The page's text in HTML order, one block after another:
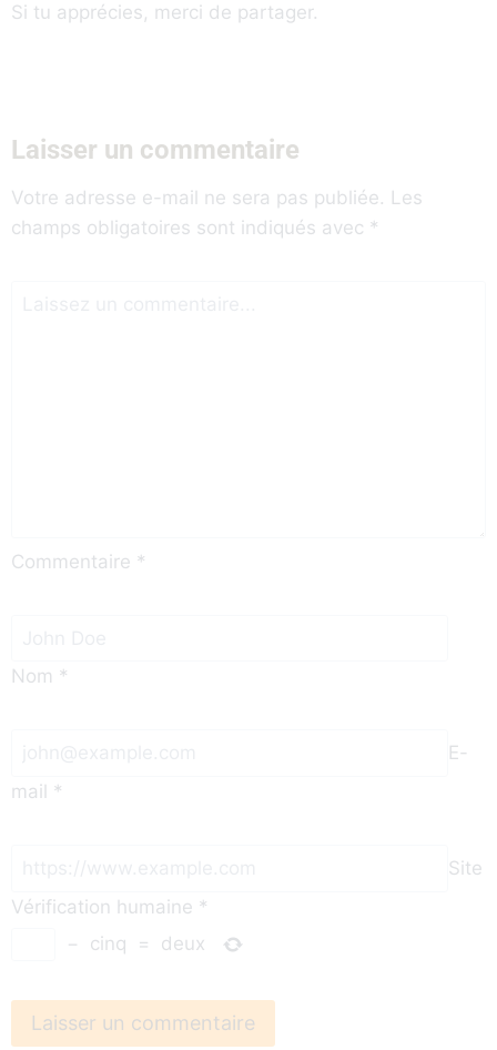
Si tu apprécies, merci de partager.
Laisser un commentaire
Votre adresse e-mail ne sera pas publiée. Les
champs obligatoires sont indiqués avec *
Commentaire *
Nom *
E-
mail *
Site
Vérification humaine *
−
cinq = deux